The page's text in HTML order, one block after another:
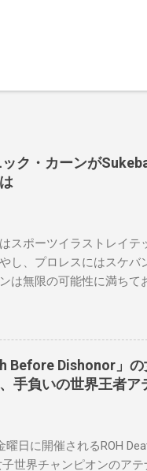
ク・カーンが
スポーツイラストレイ
し、プロレスにはスケバ
は無限の可能性に満ちて
在、未来をリング上で
ラーと若手レスラーが
な役割を果たしています
レスラー、一番気になる
ている」。 スケバンの
防衛に成功しました。
Before Dishonor」
手負いの世界王者ア
曜日に開催されるROH
世界チャンピオンのア